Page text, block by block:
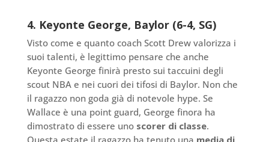
4. Keyonte George, Baylor (6-4, SG)
Visto come e quanto coach Scott Drew valorizza i
suoi talenti, è legittimo pensare che anche
Keyonte George finirà presto sui taccuini degli
scout NBA e nei cuori dei tifosi di Baylor. Non che
il ragazzo non goda già di notevole hype. Se
Wallace è una point guard, George finora ha
dimostrato di essere uno scorer di classe.